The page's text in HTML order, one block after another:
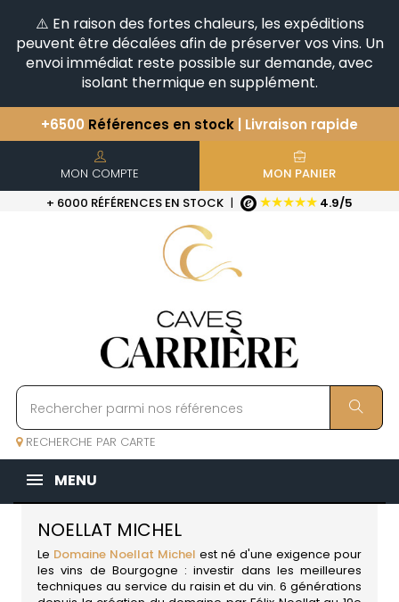
⚠️ En raison des fortes chaleurs, les expéditions
peuvent être décalées afin de préserver vos vins. Un
envoi immédiat reste possible sur demande, avec
isolant thermique en supplément.
Vous avez une question ?
+33(0)345812020
Découvrez notre sélectiond'Horizontales & Verticales
Références en stock | Livraison rapide
MON COMPTE
MON PANIER
+ 6000 RÉFÉRENCES EN STOCK | ★★★★★ 4.9/5
RECHERCHE PAR CARTE
MENU
NOELLAT MICHEL
Le Domaine Noellat Michel est né d'une exigence pour
les vins de Bourgogne : investir dans les meilleures
techniques au service du raisin et du vin. 6 générations